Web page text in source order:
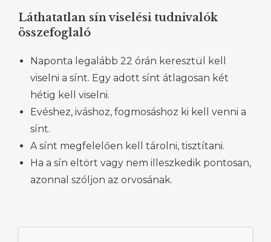
Láthatatlan sín viselési tudnivalók
összefoglaló
Naponta legalább 22 órán keresztül kell
viselni a sínt. Egy adott sínt átlagosan két
hétig kell viselni.
Evéshez, iváshoz, fogmosáshoz ki kell venni a
sínt.
A sínt megfelelően kell tárolni, tisztítani.
Ha a sín eltört vagy nem illeszkedik pontosan,
azonnal szóljon az orvosának.